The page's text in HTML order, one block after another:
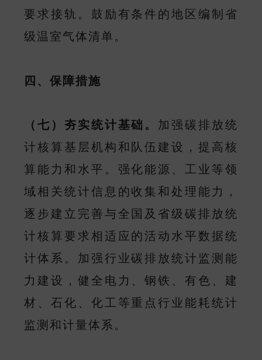
要求接轨。鼓励有条件的地区编制省
级温室气体清单。
四、保障措施
（七）夯实统计基础。 加强碳排放统
计核算基层机构和队伍建设，提高核
算能力和水平。强化能源、工业等领
域相关统计信息的收集和处理能力，
逐步建立完善与全国及省级碳排放统
计核算要求相适应的活动水平数据统
计体系。加强行业碳排放统计监测能
力建设，健全电力、钢铁、有色、建
材、石化、化工等重点行业能耗统计
监测和计量体系。